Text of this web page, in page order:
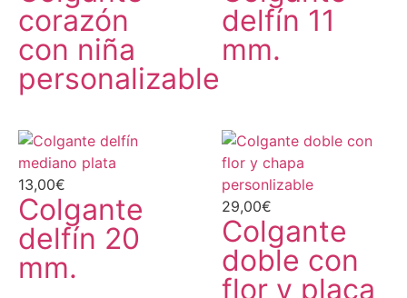
corazón
con niña
personalizable
delfín 11
mm.
13,00€
Colgante
delfín 20
mm.
29,00€
Colgante
doble con
flor y placa